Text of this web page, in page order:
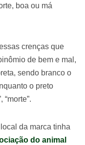
boa ou má
crenças que
de bem e mal,
sendo branco o
o preto
“morte”.
da marca tinha
do animal